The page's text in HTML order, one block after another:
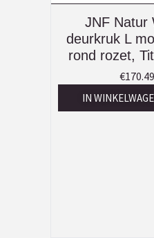
JNF Natur
deurkruk L
rond rozet,
€170.49
IN